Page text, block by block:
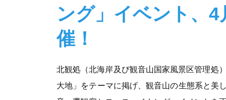
ング」イベント、
催！
北観処（北海岸及び観音山国家風景区管理処
大地」をテーマに掲げ、観音山の生態系と美